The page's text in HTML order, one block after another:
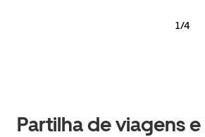
1/4
Partilha de viagens